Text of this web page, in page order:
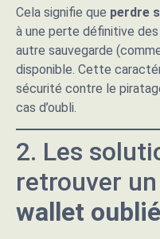
Cela signifie que perdre
à une perte définitive
autre sauvegarde
disponible. Cette
sécurité contre le
cas d’oubli.
2. Les
retrouver un
wallet oublié